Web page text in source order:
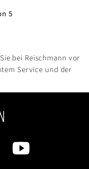
5
bei Reischmann vor
Service und der